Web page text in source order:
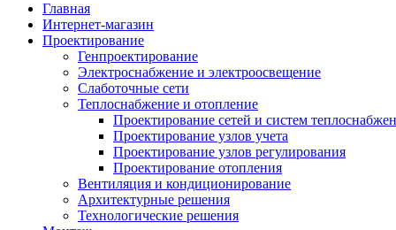
Главная
Интернет-магазин
Проектирование
Генпроектирование
Электроснабжение и электроосвещение
Слаботочные сети
Теплоснабжение и отопление
Проектирование сетей и систем
Проектирование узлов учета
Проектирование узлов регулирования
Проектирование отопления
Вентиляция и кондиционирование
Архитектурные решения
Технологические решения